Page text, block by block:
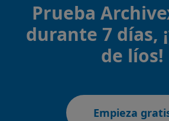
Prueba
durante 7 días,
de líos!
Empieza